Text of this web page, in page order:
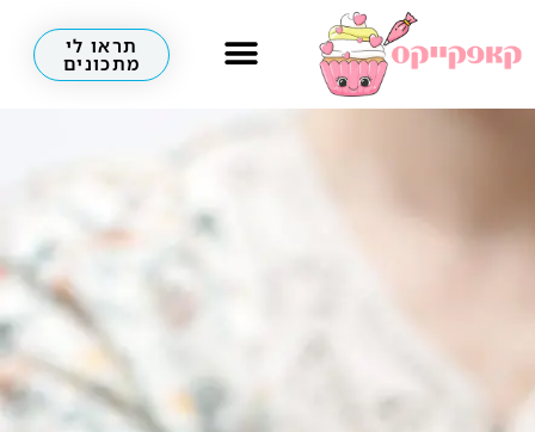
תראו לי
מתכונים